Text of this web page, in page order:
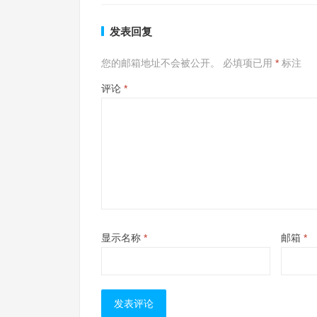
发表回复
您的邮箱地址不会被公开。 必填项已用 * 标注
评论 *
显示名称 * 邮箱 *